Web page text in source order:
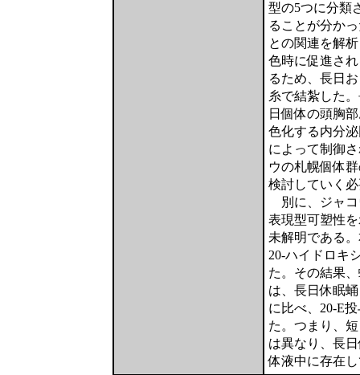
型の5つに分類
ることが分か
との関連を解
色時に促進さ
るため、長日
糸で結紮した
日個体の頭胸
色化する内分
によって制御
ウの札幌個体
検討していく
別に、ジャコ
表現型可塑性
未解明である
20-ハイドロキ
た。その結果
は、長日休眠
に比べ、20-E
た。つまり、
は異なり、長
体液中に存在